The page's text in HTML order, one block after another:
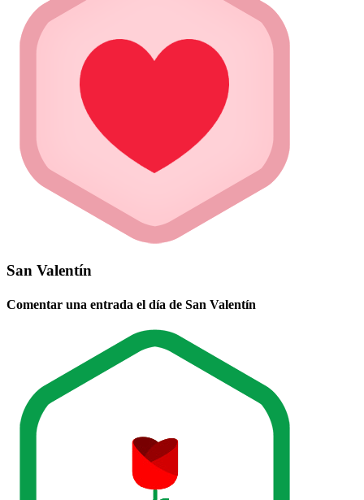
San Valentín
Comentar una entrada el día de San Valentín